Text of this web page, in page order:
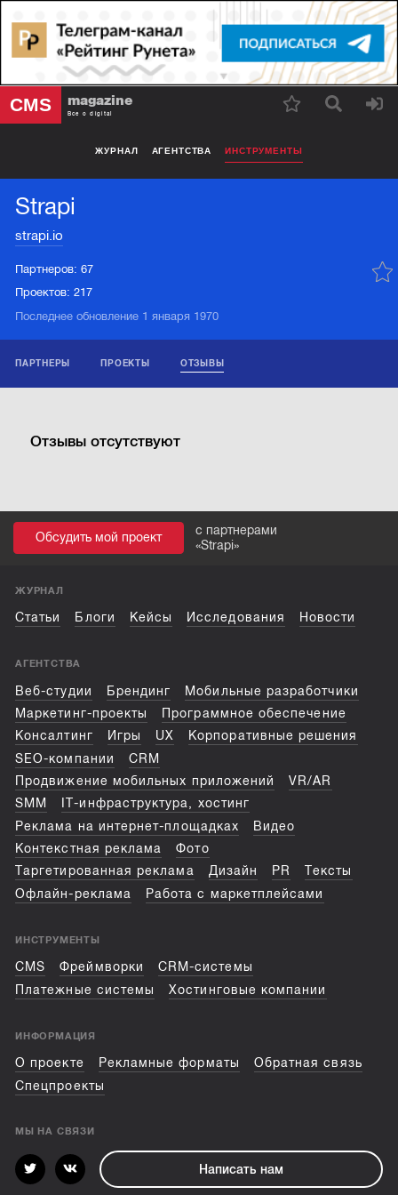
CMS magazine
Все о digital
ЖУРНАЛ АГЕНТСТВА ИНСТРУМЕНТЫ
Strapi
strapi.io
Партнеров:67
Проектов:217
Последнее обновление 1 января 1970
ПАРТНЕРЫ ПРОЕКТЫ ОТЗЫВЫ
Отзывы отсутствуют
Обсудить мой проект
с партнерами
«Strapi»
ЖУРНАЛ
Статьи Блоги Кейсы Исследования Новости
АГЕНТСТВА
Веб-студии Брендинг
Мобильные разработчики
Маркетинг-проекты
Программное обеспечение
Консалтинг
Игры UX
Корпоративные решения
SEO-компании
CRM
Продвижение мобильных приложений
VR/AR
SMM
IT-инфраструктура, хостинг
Реклама на интернет-площадках
Видео
Контекстная реклама
Фото
Таргетированная реклама
Дизайн PR
Тексты
Офлайн-реклама
Работа с маркетплейсами
ИНСТРУМЕНТЫ
CMS Фреймворки
CRM-системы
Платежные системы
Хостинговые компании
ИНФОРМАЦИЯ
О проекте Рекламные форматы
Обратная связь
Спецпроекты
МЫ НА СВЯЗИ
Написать нам